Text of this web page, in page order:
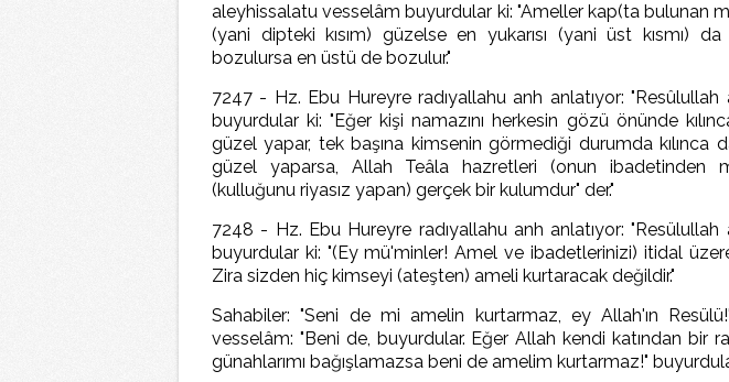
aleyhissalatu vesselâm buyurdular ki: "Ameller kap(ta bulunan
(yani dipteki kısım) güzelse en yukarısı (yani üst kısmı)
bozulursa en üstü de bozulur."
7247 - Hz. Ebu Hureyre radıyallahu anh anlatıyor:
buyurdular ki: "Eğer kişi namazını herkesin gözü önünde
güzel yapar, tek başına kimsenin görmediği durumda kılınca
güzel yaparsa, Allah Teâla hazretleri (onun ibadetinden
(kulluğunu riyasız yapan) gerçek bir kulumdur" der."
7248 - Hz. Ebu Hureyre radıyallahu anh anlatıyor:
buyurdular ki: "(Ey mü'minler! Amel ve ibadetlerinizi) itidal üzere
Zira sizden hiç kimseyi (ateşten) ameli kurtaracak değildir."
Sahabiler: "Seni de mi amelin kurtarmaz, ey Allah'ın
vesselâm: "Beni de, buyurdular. Eğer Allah kendi katından bir
günahlarımı bağışlamazsa beni de amelim kurtarmaz!"